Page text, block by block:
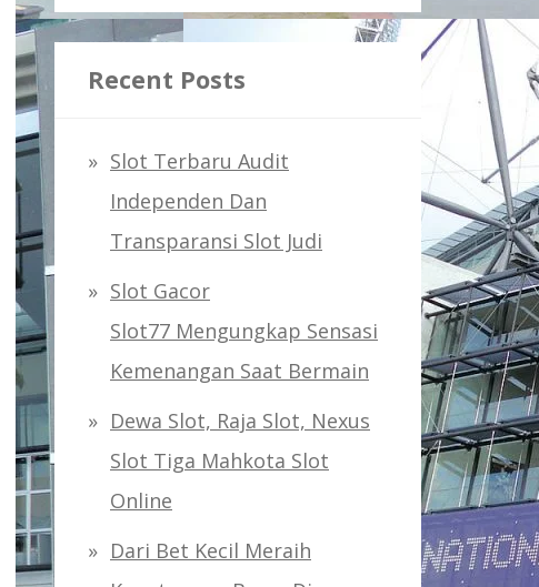
Recent Posts
Slot Terbaru Audit
Independen Dan
Transparansi Slot Judi
Slot Gacor
Slot77 Mengungkap Sensasi
Kemenangan Saat Bermain
Dewa Slot, Raja Slot, Nexus
Slot Tiga Mahkota Slot
Online
Dari Bet Kecil Meraih